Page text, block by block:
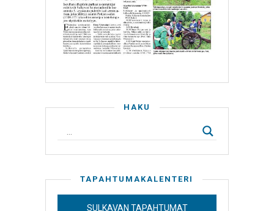
HAKU
TAPAHTUMAKALENTERI
SULKAVAN TAPAHTUMAT